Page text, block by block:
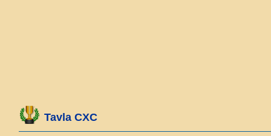
Tavla CXC